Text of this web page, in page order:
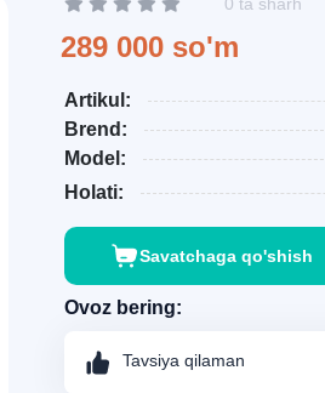
289 000 so'm
Artikul:
Brend:
Model:
Holati:
Savatchaga qo'shish
Ovoz bering:
Tavsiya qilaman